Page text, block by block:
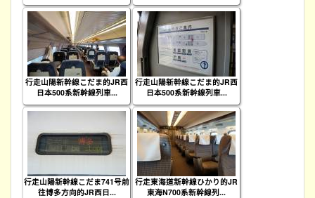
行走山陽新幹線こだま的JR西
日本500系新幹線列車...
行走山陽新幹線こだま的JR西
日本500系新幹線列車...
行走山陽新幹線こだま741号前
往博多方向的JR西日...
行走東海道新幹線ひかり的JR
東海N700系新幹線列...